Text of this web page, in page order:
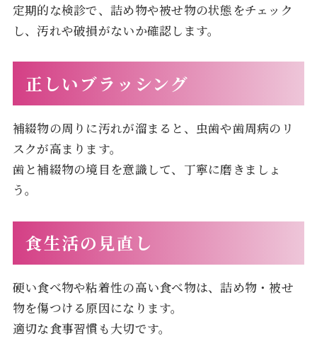
定期的な検診で、詰め物や被せ物の状態をチェック
し、汚れや破損がないか確認します。
正しいブラッシング
補綴物の周りに汚れが溜まると、虫歯や歯周病のリ
スクが高まります。
歯と補綴物の境目を意識して、丁寧に磨きましょ
う。
食生活の見直し
硬い食べ物や粘着性の高い食べ物は、詰め物・被せ
物を傷つける原因になります。
適切な食事習慣も大切です。